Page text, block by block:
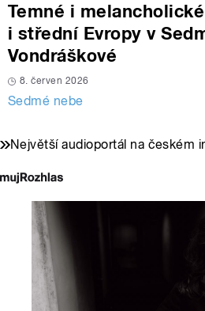
Temné i
i střední Evropy v
Vondráškové
8. červen 2026
Sedmé nebe
Největší audioportál na českém